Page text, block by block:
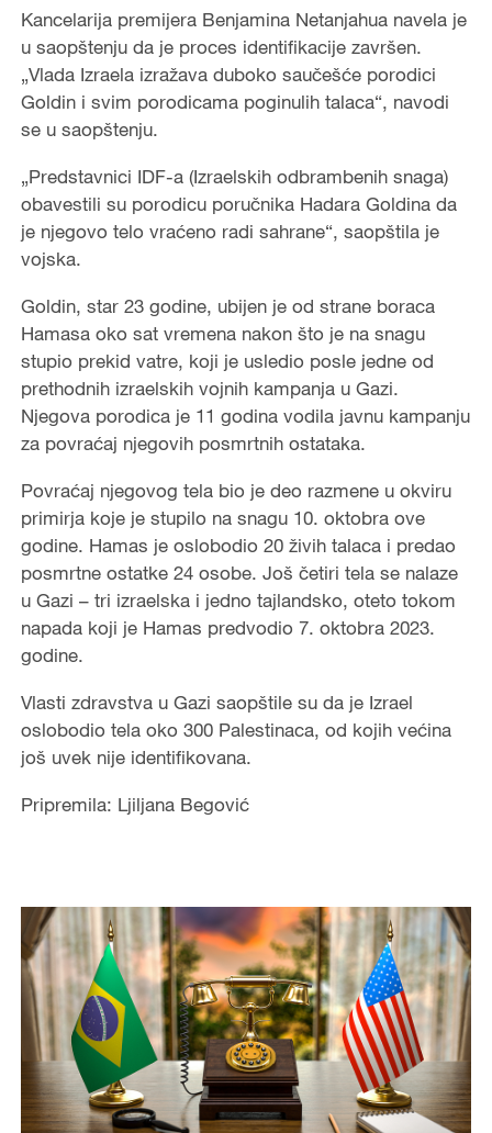
Kancelarija premijera Benjamina Netanjahua navela je
u saopštenju da je proces identifikacije završen.
„Vlada Izraela izražava duboko saučešće porodici
Goldin i svim porodicama poginulih talaca“, navodi
se u saopštenju.
„Predstavnici IDF-a (Izraelskih odbrambenih snaga)
obavestili su porodicu poručnika Hadara Goldina da
je njegovo telo vraćeno radi sahrane“, saopštila je
vojska.
Goldin, star 23 godine, ubijen je od strane boraca
Hamasa oko sat vremena nakon što je na snagu
stupio prekid vatre, koji je usledio posle jedne od
prethodnih izraelskih vojnih kampanja u Gazi.
Njegova porodica je 11 godina vodila javnu kampanju
za povraćaj njegovih posmrtnih ostataka.
Povraćaj njegovog tela bio je deo razmene u okviru
primirja koje je stupilo na snagu 10. oktobra ove
godine. Hamas je oslobodio 20 živih talaca i predao
posmrtne ostatke 24 osobe. Još četiri tela se nalaze
u Gazi – tri izraelska i jedno tajlandsko, oteto tokom
napada koji je Hamas predvodio 7. oktobra 2023.
godine.
Vlasti zdravstva u Gazi saopštile su da je Izrael
oslobodio tela oko 300 Palestinaca, od kojih većina
još uvek nije identifikovana.
Pripremila: Ljiljana Begović